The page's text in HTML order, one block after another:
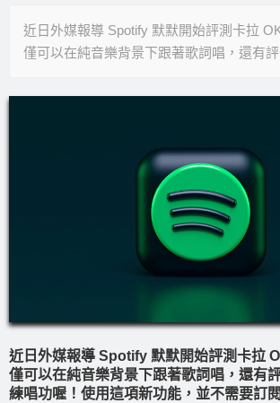
近日外媒報導 Spotify 默默開始評測卡拉
僅可以在純音樂背景下跟著歌詞唱，還有
近日外媒報導 Spotify 默默開始評測卡拉
僅可以在純音樂背景下跟著歌詞唱，還有
練唱功喔！使用這項新功能，並不需要訂